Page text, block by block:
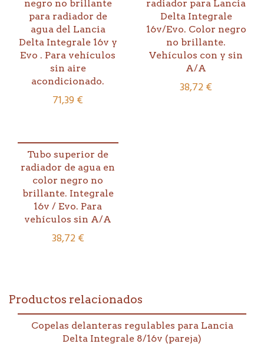
Integrale
16v/Evo.
cantidad
negro no brillante
para radiador de
agua del Lancia
Delta Integrale 16v y
Evo . Para vehículos
sin aire
acondicionado.
71,39€
radiador para Lancia
Delta Integrale
16v/Evo. Color negro
no brillante.
Vehículos con y sin
A/A
38,72€
Tubo superior de
radiador de agua en
color negro no
brillante. Integrale
16v / Evo. Para
vehículos sin A/A
38,72€
Productos relacionados
Copelas delanteras regulables para Lancia
Delta Integrale 8/16v (pareja)